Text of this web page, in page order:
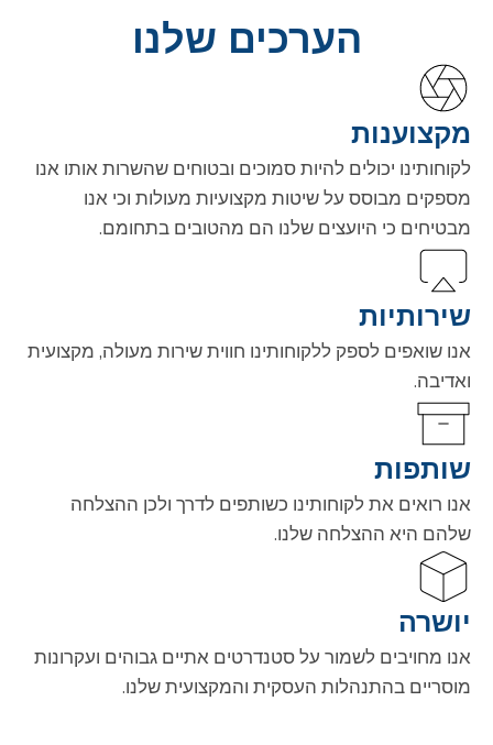
הערכים שלנו
מקצוענות
לקוחותינו יכולים להיות סמוכים ובטוחים שהשרות אותו אנו
מספקים מבוסס על שיטות מקצועיות מעולות וכי אנו
מבטיחים כי היועצים שלנו הם מהטובים בתחומם.
שירותיות
אנו שואפים לספק ללקוחותינו חווית שירות מעולה, מקצועית
ואדיבה.
שותפות
אנו רואים את לקוחותינו כשותפים לדרך ולכן ההצלחה
שלהם היא ההצלחה שלנו.
יושרה
אנו מחויבים לשמור על סטנדרטים אתיים גבוהים ועקרונות
מוסריים בהתנהלות העסקית והמקצועית שלנו.